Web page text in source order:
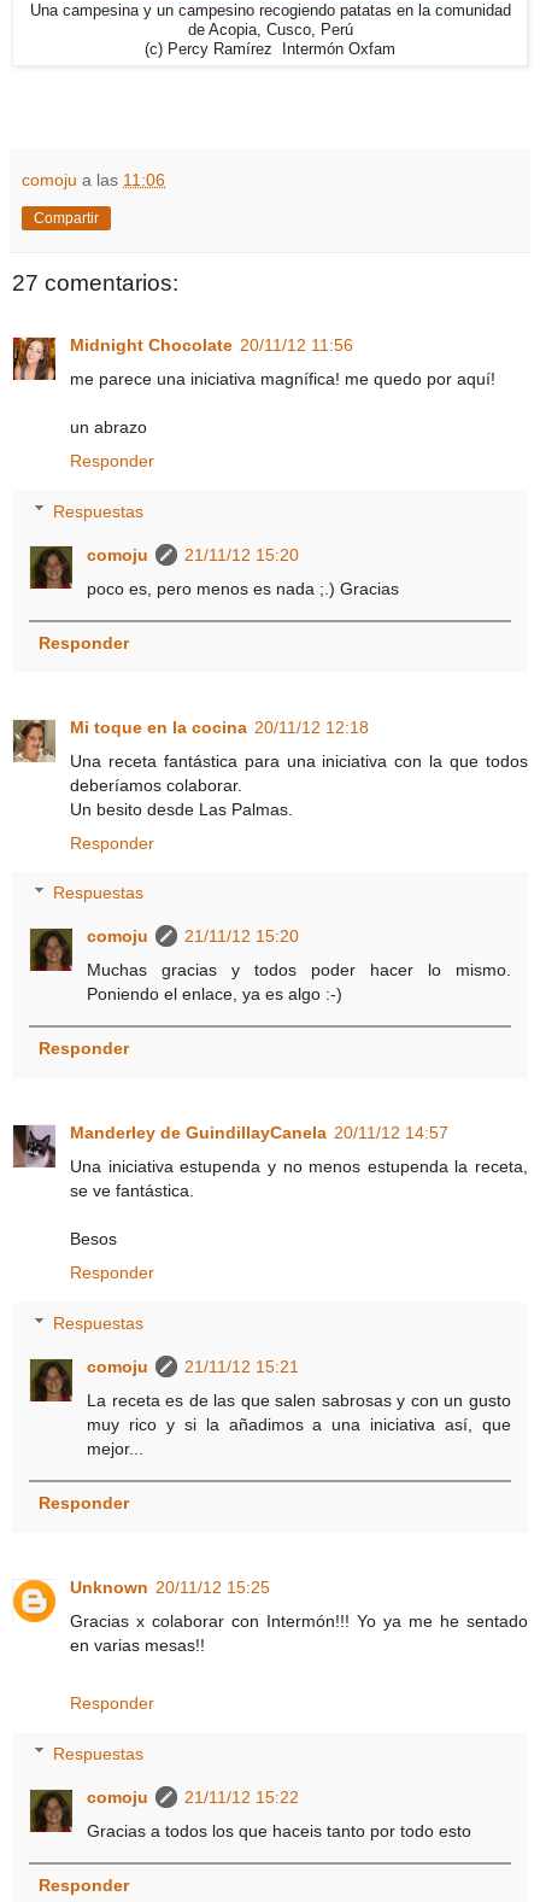
Una campesina y un campesino recogiendo patatas en la comunidad
de Acopia, Cusco, Perú
(c) Percy Ramírez Intermón Oxfam
comoju a las 11:06
Compartir
27 comentarios:
Midnight Chocolate 20/11/12 11:56
me parece una iniciativa magnífica! me quedo por aquí!
un abrazo
Responder
Respuestas
comoju
21/11/12 15:20
poco es, pero menos es nada ;.) Gracias
Responder
Mi toque en la cocina 20/11/12 12:18
Una receta fantástica para una iniciativa con la que todos
deberíamos colaborar.
Un besito desde Las Palmas.
Responder
Respuestas
comoju
21/11/12 15:20
Muchas gracias y todos poder hacer lo mismo.
Poniendo el enlace, ya es algo :-)
Responder
Manderley de GuindillayCanela 20/11/12 14:57
Una iniciativa estupenda y no menos estupenda la receta,
se ve fantástica.
Besos
Responder
Respuestas
comoju
21/11/12 15:21
La receta es de las que salen sabrosas y con un gusto
muy rico y si la añadimos a una iniciativa así, que
mejor...
Responder
Unknown 20/11/12 15:25
Gracias x colaborar con Intermón!!! Yo ya me he sentado
en varias mesas!!
Responder
Respuestas
comoju
21/11/12 15:22
Gracias a todos los que haceis tanto por todo esto
Responder